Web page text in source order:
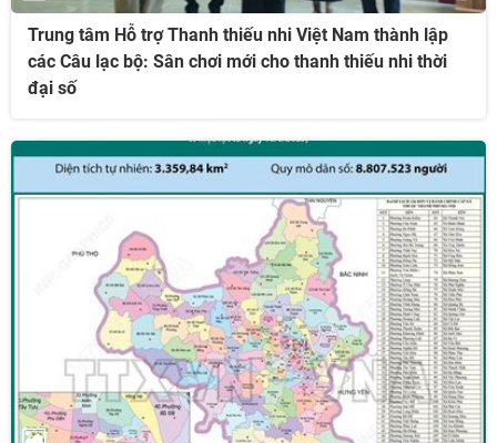
Trung tâm Hỗ trợ Thanh thiếu nhi Việt Nam thành lập
các Câu lạc bộ: Sân chơi mới cho thanh thiếu nhi thời
đại số